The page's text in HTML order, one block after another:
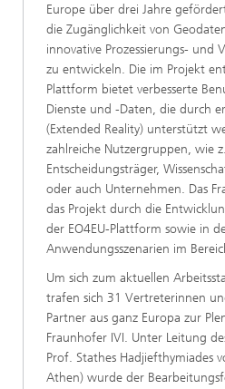
Europe über drei Jahre
die Zugänglichkeit von
innovative Prozessierungs- und
zu entwickeln. Die im Projekt
Plattform bietet verbesserte
Dienste und -Daten, die durch
(Extended Reality) unterstützt
zahlreiche Nutzergruppen, wie
Entscheidungsträger,
oder auch Unternehmen. Das
das Projekt durch die
der EO4EU-Plattform sowie in
Anwendungsszenarien im
Um sich zum aktuellen
trafen sich 31 Vertreterinnen
Partner aus ganz Europa zur
Fraunhofer IVI. Unter Leitung
Prof. Stathes Hadjiefthymiades
Athen) wurde der